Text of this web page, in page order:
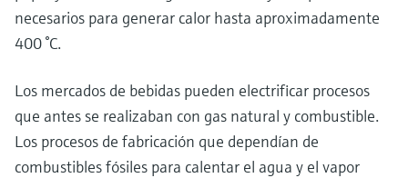
necesarios para generar calor hasta aproximadamente
400 °C.
Los mercados de bebidas pueden electrificar procesos
que antes se realizaban con gas natural y combustible.
Los procesos de fabricación que dependían de
combustibles fósiles para calentar el agua y el vapor